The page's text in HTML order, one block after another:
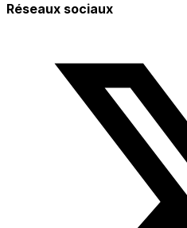
Réseaux sociaux